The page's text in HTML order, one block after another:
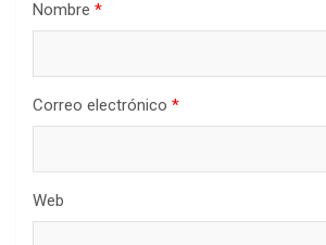
Nombre *
Correo electrónico *
Web